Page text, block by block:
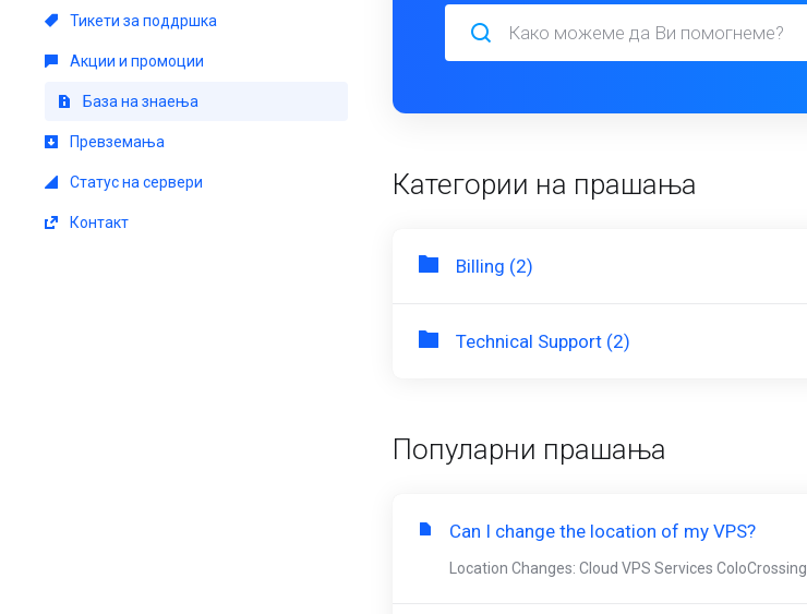
Тикети за поддршка
Акции и промоции
База на знаења
Превземања
Статус на сервери
Контакт
Категории на прашања
Billing (2)
Technical Support (2)
Популарни прашања
Can I change the location of my VPS?
Location Changes: Cloud VPS Services